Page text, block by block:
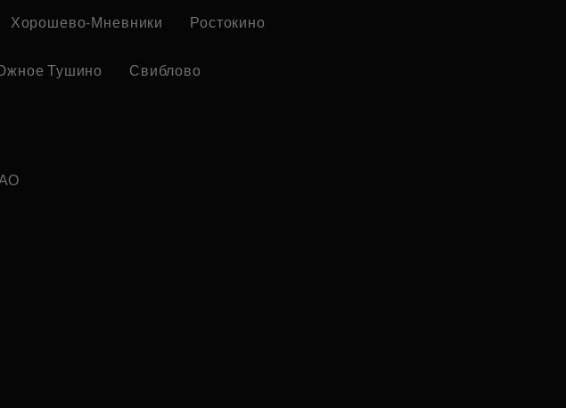
Хорошево-Мневники Ростокино
Тушино Свиблово